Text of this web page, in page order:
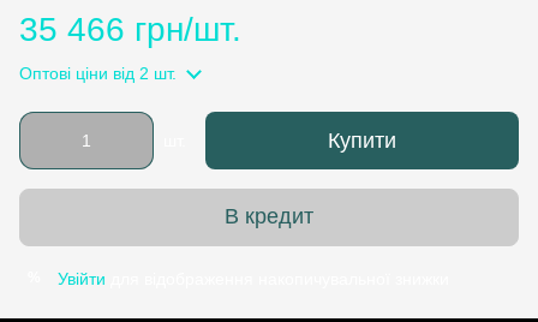
35 466 грн/шт.
Оптові ціни від 2 шт.
Купити
В кредит
Увійти